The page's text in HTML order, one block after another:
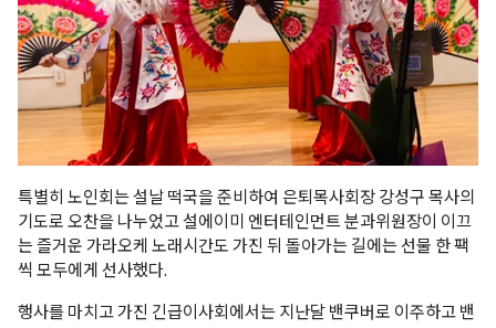
특별히 노인회는 설날 떡국을 준비하여 은퇴목사회장 강성구 목사의
기도로 오찬을 나누었고 설에이미 엔터테인먼트 분과위원장이 이끄
는 즐거운 가라오케 노래시간도 가진 뒤 돌아가는 길에는 선물 한 팩
씩 모두에게 선사했다.
행사를 마치고 가진 긴급이사회에서는 지난달 밴쿠버로 이주하고 밴